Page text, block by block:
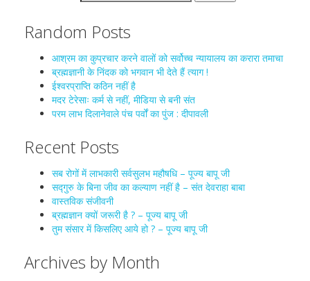
Random Posts
आश्रम का कुप्रचार करने वालों को सर्वोच्च न्यायालय का करारा तमाचा
ब्रह्मज्ञानी के निंदक को भगवान भी देते हैं त्याग !
ईश्वरप्राप्ति कठिन नहीं है
मदर टेरेसाः कर्म से नहीं, मीडिया से बनी संत
परम लाभ दिलानेवाले पंच पर्वों का पुंज : दीपावली
Recent Posts
सब रोगों में लाभकारी सर्वसुलभ महौषधि – पूज्य बापू जी
सद्गुरु के बिना जीव का कल्याण नहीं है – संत देवराहा बाबा
वास्तविक संजीवनी
ब्रह्मज्ञान क्यों जरूरी है ? – पूज्य बापू जी
तुम संसार में किसलिए आये हो ? – पूज्य बापू जी
Archives by Month